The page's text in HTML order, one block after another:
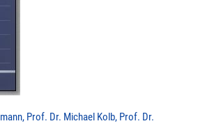
Prof. Dr. Michael Kolb, Prof. Dr.